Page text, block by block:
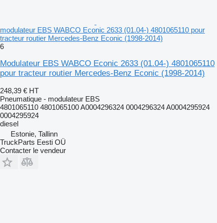
modulateur EBS WABCO Econic 2633 (01.04-) 4801065110 pour
tracteur routier Mercedes-Benz Econic (1998-2014)
6
Modulateur EBS WABCO Econic 2633 (01.04-) 4801065110
pour tracteur routier Mercedes-Benz Econic (1998-2014)
248,39 € HT
Pneumatique - modulateur EBS
4801065110 4801065100 A0004296324 0004296324 A0004295924
0004295924
diesel
Estonie, Tallinn
TruckParts Eesti OÜ
Contacter le vendeur